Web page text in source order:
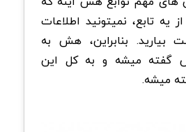
یه تابع، نمیتونید اطلاعات
بیارید. بنابراین، هش به
گفته میشه و به کل این
میشه.